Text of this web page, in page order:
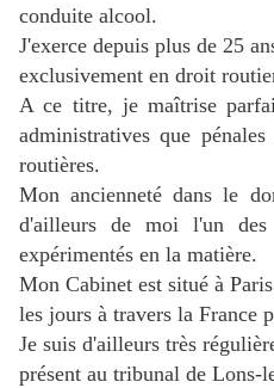
conduite alcool.
J'exerce depuis plus de 25
exclusivement en droit
A ce titre, je maîtrise
administratives que
routières.
Mon ancienneté dans le
d'ailleurs de moi l'un des
expérimentés en la matière.
Mon Cabinet est situé à
les jours à travers la France
Je suis d'ailleurs très
présent au tribunal de Lons-